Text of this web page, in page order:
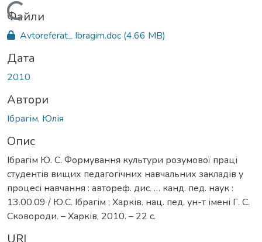
Вантажиться...
Файли
Avtoreferat_ Ibragim.doc (4,66 MB)
Дата
2010
Автори
Ібрагім, Юлія
Опис
Ібрагім Ю. С. Формування культури розумової праці
студентів вищих педагогічних навчальних закладів у
процесі навчання : автореф. дис. … канд. пед. наук :
13.00.09 / Ю.С. Ібрагім ; Харків. нац. пед. ун-т імені Г. С.
Сковороди. – Харків, 2010. – 22 с.
URI